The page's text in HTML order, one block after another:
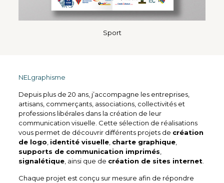
Sport
NELgraphisme
Depuis plus de 20 ans, j’accompagne les entreprises,
artisans, commerçants, associations, collectivités et
professions libérales dans la création de leur
communication visuelle. Cette sélection de réalisations
vous permet de découvrir différents projets de création
de logo, identité visuelle, charte graphique,
supports de communication imprimés,
signalétique, ainsi que de création de sites internet.
Chaque projet est conçu sur mesure afin de répondre